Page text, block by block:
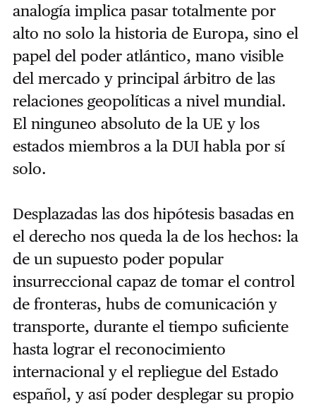
analogía implica pasar totalmente por
alto no solo la historia de Europa, sino el
papel del poder atlántico, mano visible
del mercado y principal árbitro de las
relaciones geopolíticas a nivel mundial.
El ninguneo absoluto de la UE y los
estados miembros a la DUI habla por sí
solo.
Desplazadas las dos hipótesis basadas en
el derecho nos queda la de los hechos: la
de un supuesto poder popular
insurreccional capaz de tomar el control
de fronteras, hubs de comunicación y
transporte, durante el tiempo suficiente
hasta lograr el reconocimiento
internacional y el repliegue del Estado
español, y así poder desplegar su propio